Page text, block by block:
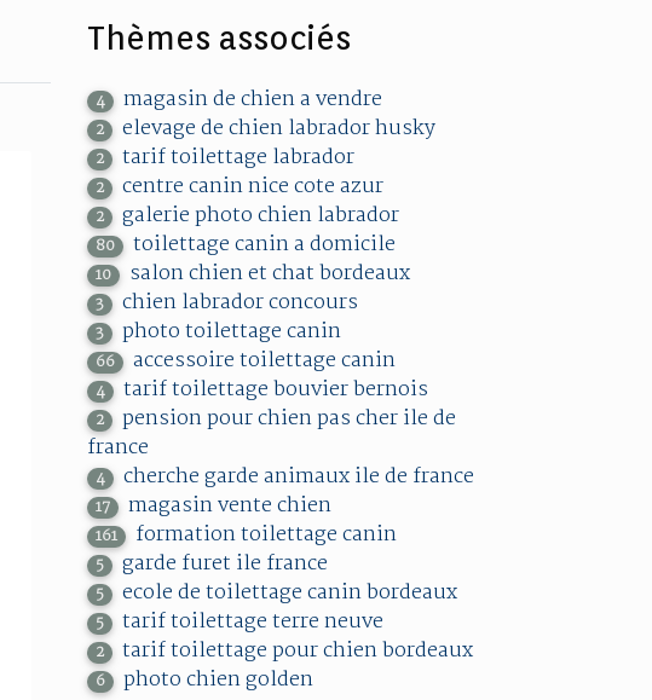
Thèmes associés
4 magasin de chien a vendre
2 elevage de chien labrador husky
2 tarif toilettage labrador
2 centre canin nice cote azur
2 galerie photo chien labrador
80 toilettage canin a domicile
10 salon chien et chat bordeaux
3 chien labrador concours
3 photo toilettage canin
66 accessoire toilettage canin
4 tarif toilettage bouvier bernois
2
pension pour chien pas cher ile de
france
4 cherche garde animaux ile de france
17 magasin vente chien
161 formation toilettage canin
5 garde furet ile france
5 ecole de toilettage canin bordeaux
5 tarif toilettage terre neuve
2 tarif toilettage pour chien bordeaux
6 photo chien golden